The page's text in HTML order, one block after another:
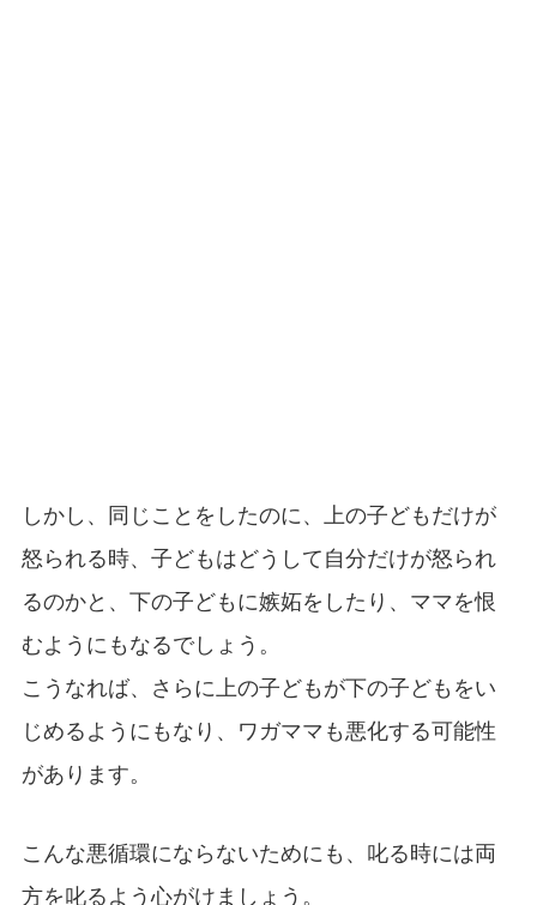
しかし、同じことをしたのに、上の子どもだけが
怒られる時、子どもはどうして自分だけが怒られ
るのかと、下の子どもに嫉妬をしたり、ママを恨
むようにもなるでしょう。
こうなれば、さらに上の子どもが下の子どもをい
じめるようにもなり、ワガママも悪化する可能性
があります。
こんな悪循環にならないためにも、叱る時には両
方を叱るよう心がけましょう。